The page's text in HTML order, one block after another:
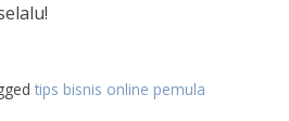
tips bisnis online pemula